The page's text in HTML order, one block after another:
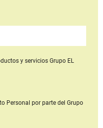
y serviciosGrupo EL
Personal por parte del Grupo